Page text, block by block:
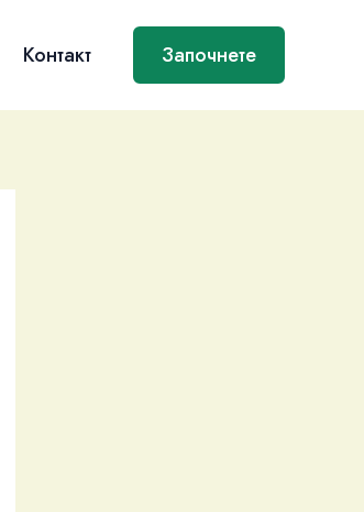
Контакт Започнете